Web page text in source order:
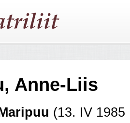
Anne-Liis
(13. IV 1985